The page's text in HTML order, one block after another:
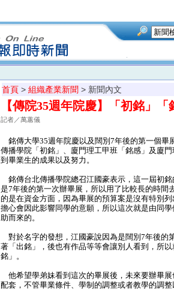
首頁 > 組織產業新聞 > 新聞內文
【傳院35週年院慶】「初銘」
記者／萬蕙儀
銘傳大學35週年院慶以及闊別7年後的第一個畢
傳播學院「初銘」、廈門理工甲班「銘感」及廈
到畢業生的成果以及努力。
銘傳台北傳播學院總召江國豪表示，這一屆初
是7年後的第一次辦畢展，所以用了比較長的時
的是在資金方面，因為畢展的預算案是沒有特別
擔心會因此影響同學的意願，所以這次就是由同
助而來的。
對於名字的發想，江國豪說因為是闊別7年後的
著「出銘」，後也有作品等等會讓別人看到，所
銘」。
他希望學弟妹看到這次的畢展後，未來要辦畢
配套，不管畢業條件、學制的調整或者教學的調